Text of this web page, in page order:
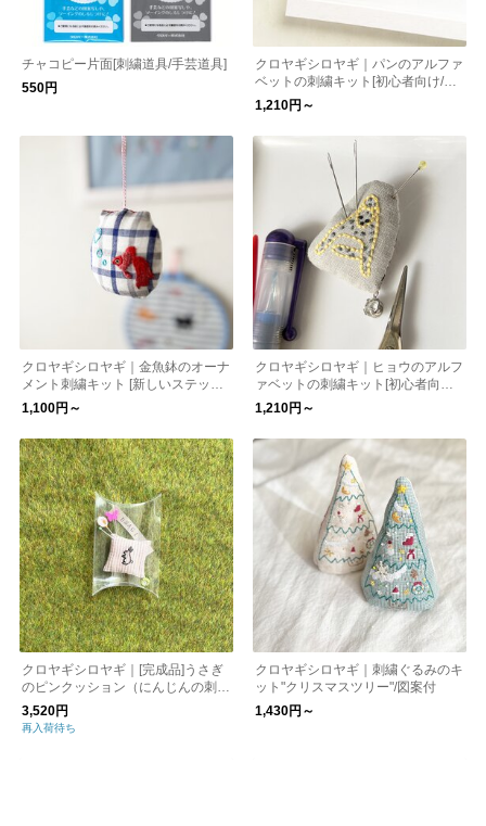
チャコピー片面[刺繍道具/手芸道具]
550円
クロヤギシロヤギ｜パンのアルファ
ベットの刺繍キット[初心者向け/図
案付/入園入学/通園］
1,210円～
クロヤギシロヤギ｜金魚鉢のオーナ
メント刺繍キット [新しいステッチ
に出会う] 2個つくれる
1,100円～
クロヤギシロヤギ｜ヒョウのアルフ
ァベットの刺繍キット[初心者向け/
図案付/入園入学/通園］
1,210円～
クロヤギシロヤギ｜[完成品]うさぎ
のピンクッション（にんじんの刺繍
まち針付き）
3,520円
再入荷待ち
クロヤギシロヤギ｜刺繍ぐるみのキ
ット"クリスマスツリー"/図案付
1,430円～